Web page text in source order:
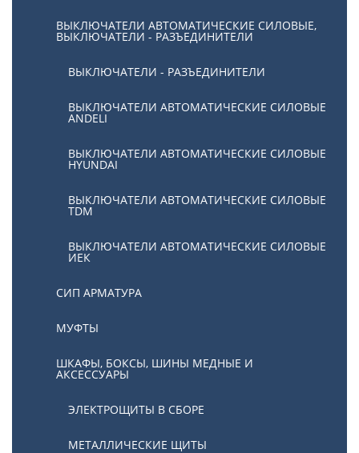
ВЫКЛЮЧАТЕЛИ АВТОМАТИЧЕСКИЕ СИЛОВЫЕ,
ВЫКЛЮЧАТЕЛИ - РАЗЪЕДИНИТЕЛИ
ВЫКЛЮЧАТЕЛИ - РАЗЪЕДИНИТЕЛИ
ВЫКЛЮЧАТЕЛИ АВТОМАТИЧЕСКИЕ СИЛОВЫЕ
ANDELI
ВЫКЛЮЧАТЕЛИ АВТОМАТИЧЕСКИЕ СИЛОВЫЕ
HYUNDAI
ВЫКЛЮЧАТЕЛИ АВТОМАТИЧЕСКИЕ СИЛОВЫЕ
TDM
ВЫКЛЮЧАТЕЛИ АВТОМАТИЧЕСКИЕ СИЛОВЫЕ
ИЕК
СИП АРМАТУРА
МУФТЫ
ШКАФЫ, БОКСЫ, ШИНЫ МЕДНЫЕ И
АКСЕССУАРЫ
ЭЛЕКТРОЩИТЫ В СБОРЕ
МЕТАЛЛИЧЕСКИЕ ЩИТЫ